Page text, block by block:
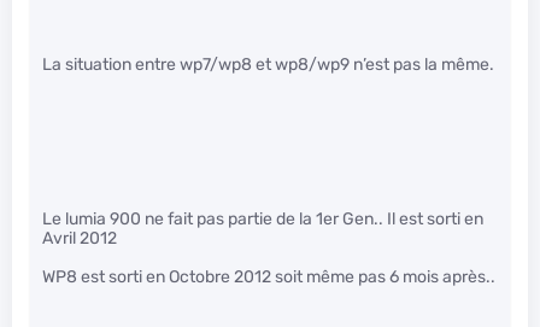
La situation entre wp7/wp8 et wp8/wp9 n’est pas la même.
Le lumia 900 ne fait pas partie de la 1er Gen.. Il est sorti en
Avril 2012
WP8 est sorti en Octobre 2012 soit même pas 6 mois après..